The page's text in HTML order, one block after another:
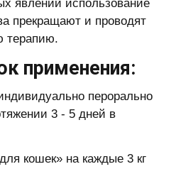
явлений использование
прекращают и проводят
терапию.
применения:
перорально
3 - 5 дней в
кошек» на каждые 3 кг